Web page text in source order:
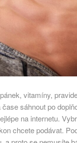
vitamíny,
sáhnout po
na internetu.
chcete podávat.